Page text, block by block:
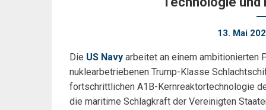
13. Mai
Die US Navy arbeitet an einem ambitionierten
nuklearbetriebenen Trump-Klasse
fortschrittlichen A1B-Kernreaktortechnologie
die maritime Schlagkraft der Vereinigten